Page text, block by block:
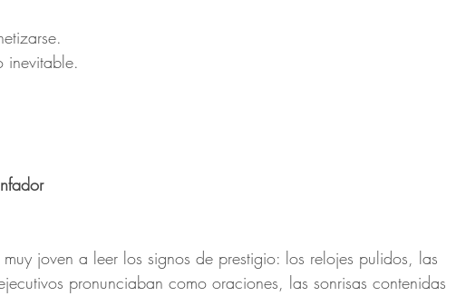
inevitable.
joven a leer los signos de prestigio: los relojes pulidos, las
pronunciaban como oraciones, las sonrisas contenidas